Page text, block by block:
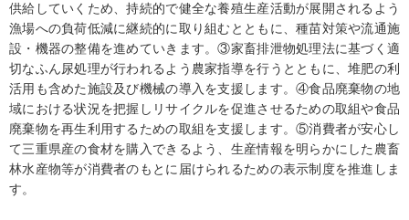
供給していくため、持続的で健全な養殖生産活動が展開されるよう
漁場への負荷低減に継続的に取り組むとともに、種苗対策や流通施
設・機器の整備を進めていきます。③家畜排泄物処理法に基づく適
切なふん尿処理が行われるよう農家指導を行うとともに、堆肥の利
活用も含めた施設及び機械の導入を支援します。④食品廃棄物の地
域における状況を把握しリサイクルを促進させるための取組や食品
廃棄物を再生利用するための取組を支援します。⑤消費者が安心し
て三重県産の食材を購入できるよう、生産情報を明らかにした農畜
林水産物等が消費者のもとに届けられるための表示制度を推進しま
す。